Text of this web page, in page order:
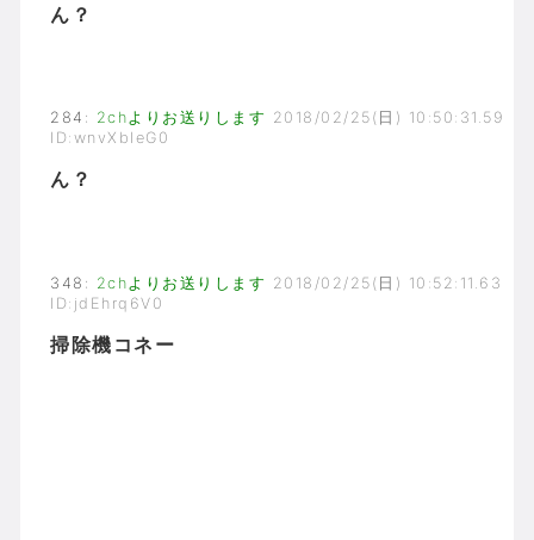
ん？
284 : 2chよりお送りします 2018/02/25(日) 10:50:31.59
ID:wnvXbIeG0
ん？
348 : 2chよりお送りします 2018/02/25(日) 10:52:11.63
ID:jdEhrq6V0
掃除機コネー